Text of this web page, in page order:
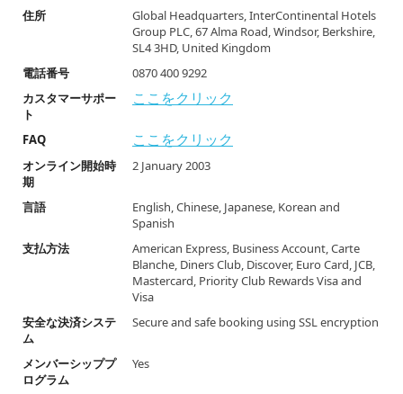
住所
Global Headquarters, InterContinental Hotels
Group PLC, 67 Alma Road, Windsor, Berkshire,
SL4 3HD, United Kingdom
電話番号
0870 400 9292
カスタマーサポー
ト
ここをクリック
FAQ ここをクリック
オンライン開始時
期
2 January 2003
言語
English, Chinese, Japanese, Korean and
Spanish
支払方法
American Express, Business Account, Carte
Blanche, Diners Club, Discover, Euro Card, JCB,
Mastercard, Priority Club Rewards Visa and
Visa
安全な決済システ
ム
Secure and safe booking using SSL encryption
メンバーシッププ
ログラム
Yes